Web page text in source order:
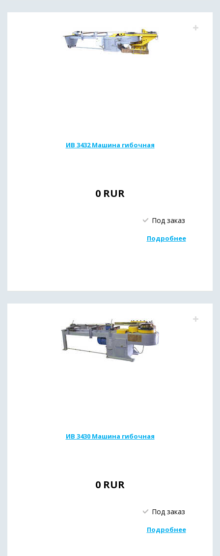
ИВ 3432 Машина гибочная
0 RUR
Под заказ
Подробнее
ИВ 3430 Машина гибочная
0 RUR
Под заказ
Подробнее